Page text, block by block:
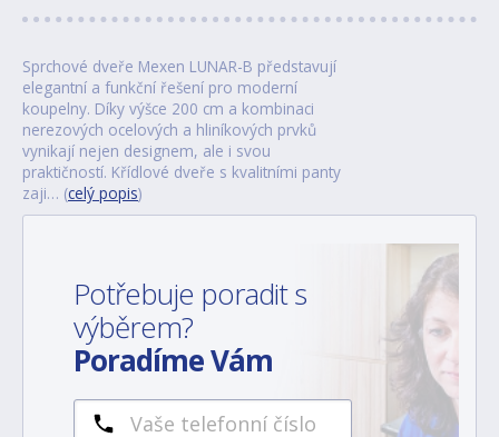
Sprchové dveře Mexen LUNAR-B představují
elegantní a funkční řešení pro moderní
koupelny. Díky výšce 200 cm a kombinaci
nerezových ocelových a hliníkových prvků
vynikají nejen designem, ale i svou
praktičností. Křídlové dveře s kvalitními panty
zaji… (celý popis)
Potřebuje poradit s
výběrem?
Poradíme Vám